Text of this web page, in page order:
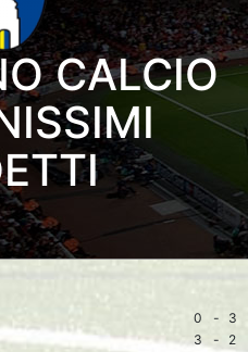
CALCIO
0 -
3
3 -
2